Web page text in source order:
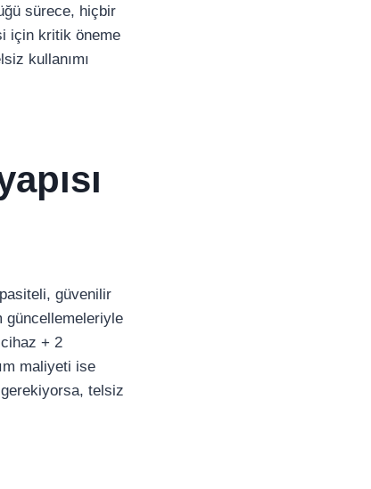
sürece, hiçbir
için kritik öneme
kullanımı
güvenilir
güncellemeleriyle
+ 2
maliyeti ise
telsiz